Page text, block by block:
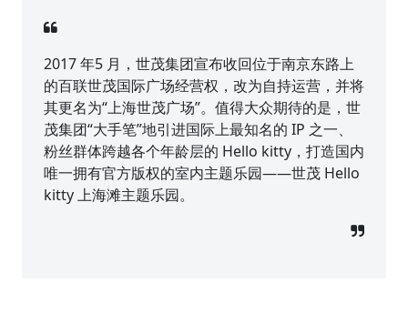
2017 年5 月，世茂集团宣布收回位于南京东路上
的百联世茂国际广场经营权，改为自持运营，并将
其更名为“上海世茂广场”。值得大众期待的是，世
茂集团“大手笔”地引进国际上最知名的 IP 之一、
粉丝群体跨越各个年龄层的 Hello kitty，打造国内
唯一拥有官方版权的室内主题乐园——世茂 Hello
kitty 上海滩主题乐园。